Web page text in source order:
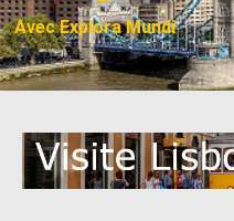
Avec Explora Mundi